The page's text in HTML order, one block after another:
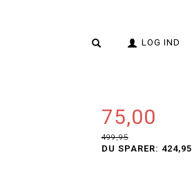
LOG IND
75,00
499,95
DU SPARER: 424,95